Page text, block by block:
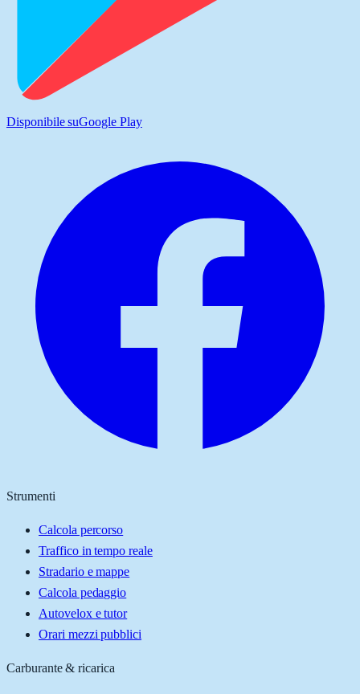
Disponibile suGoogle Play
Strumenti
Calcola percorso
Traffico in tempo reale
Stradario e mappe
Calcola pedaggio
Autovelox e tutor
Orari mezzi pubblici
Carburante & ricarica